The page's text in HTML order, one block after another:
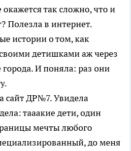
окажется так сложно, что и
Полезла в интернет.
истории о том, как
детишками аж через
города. И поняла: раз они
сайт ДР№7. Увидела
тааакие дети, один
мечты любого
до меня